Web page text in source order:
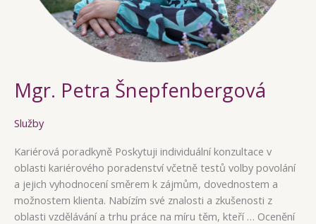
Mgr. Petra Šnepfenbergová
Služby
Kariérová poradkyně Poskytuji individuální konzultace v
oblasti kariérového poradenství včetně testů volby povolání
a jejich vyhodnocení směrem k zájmům, dovednostem a
možnostem klienta. Nabízím své znalosti a zkušenosti z
oblasti vzdělávání a trhu práce na míru těm, kteří … Ocenění